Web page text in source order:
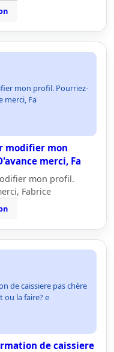
mon profil. Pourriez-
merci, Fa
modifier mon
merci, Fa
mon profil.
Fabrice
de caissiere pas chère
ou la faire? e
de caissiere